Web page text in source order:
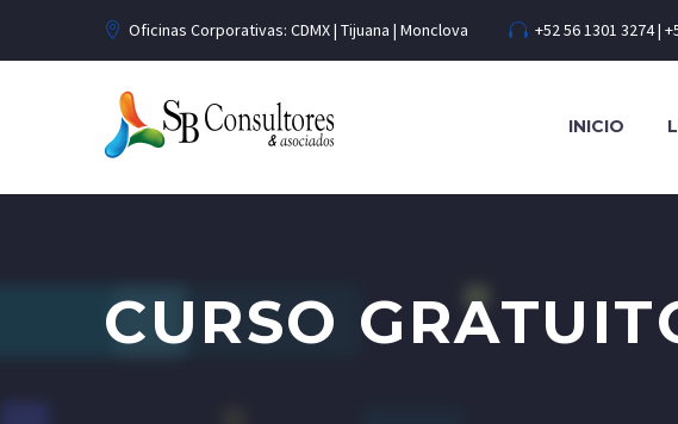
Oficinas Corporativas: CDMX | Tijuana | Monclova +52 56 1301 3274 |
INICIO
CURSO